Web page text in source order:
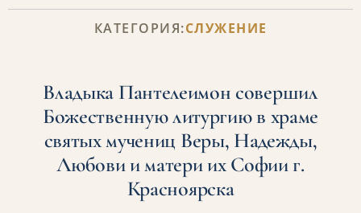
КАТЕГОРИЯ:СЛУЖЕНИЕ
Владыка Пантелеимон совершил
Божественную литургию в храме
святых мучениц Веры, Надежды,
Любови и матери их Софии г.
Красноярска